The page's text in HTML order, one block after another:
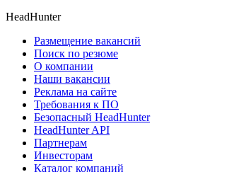
HeadHunter
Размещение вакансий
Поиск по резюме
О компании
Наши вакансии
Реклама на сайте
Требования к ПО
Безопасный HeadHunter
HeadHunter API
Партнерам
Инвесторам
Каталог компаний